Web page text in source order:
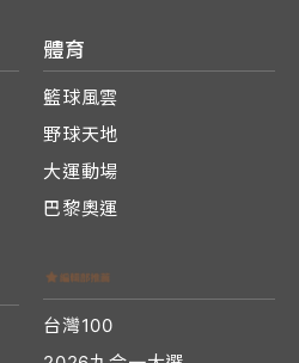
體育
籃球風雲
野球天地
大運動場
巴黎奧運
台灣100